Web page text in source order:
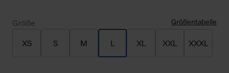
Größe Größentabelle
XS S M L XL XXL XXXL